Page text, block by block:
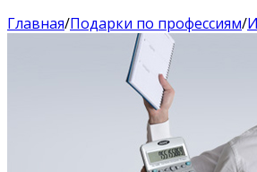
Главная/Подарки по профессиям/